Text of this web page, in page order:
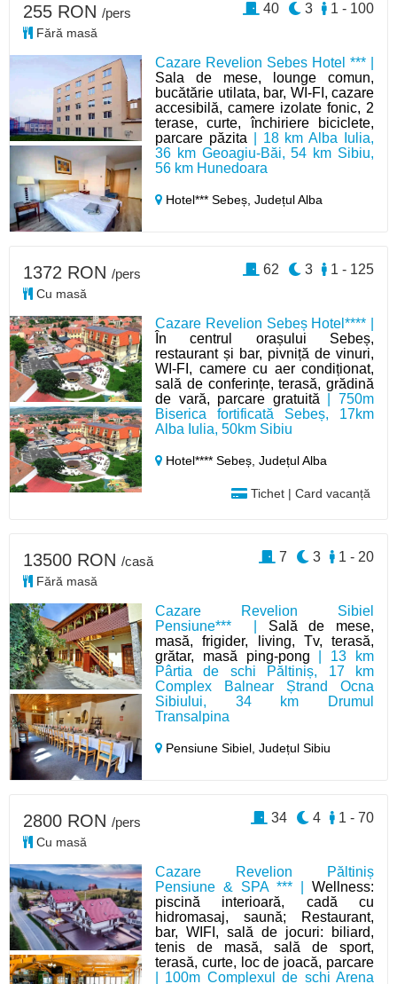
Cazare Revelion Sebes Hotel *** |
Sala de mese, lounge comun,
bucătărie utilata, bar, WI-FI, cazare
accesibilă, camere izolate fonic, 2
terase, curte, închiriere biciclete,
parcare păzita | 18 km Alba Iulia,
36 km Geoagiu-Băi, 54 km Sibiu,
56 km Hunedoara
Hotel*** Sebeș,Județul Alba
255 RON /pers
Fără masă
1 - 100
3
40
Cazare Revelion Sebeș Hotel**** |
În centrul orașului Sebeș,
restaurant și bar, pivniță de vinuri,
WI-FI, camere cu aer condiționat,
sală de conferințe, terasă, grădină
de vară, parcare gratuită | 750m
Biserica fortificată Sebeș, 17km
Alba Iulia, 50km Sibiu
Hotel**** Sebeș,Județul Alba
Tichet | Card vacanță
1372 RON /pers
Cu masă
1 - 125
3
62
Cazare Revelion Sibiel
Pensiune*** | Sală de mese,
masă, frigider, living, Tv, terasă,
grătar, masă ping-pong | 13 km
Pârtia de schi Păltiniș, 17 km
Complex Balnear Ștrand Ocna
Sibiului, 34 km Drumul
Transalpina
Pensiune Sibiel,Județul Sibiu
13500 RON /casă
Fără masă
1 - 20
3
7
Cazare Revelion Păltiniș
Pensiune & SPA *** | Wellness:
piscină interioară, cadă cu
hidromasaj, saună; Restaurant,
bar, WIFI, sală de jocuri: biliard,
tenis de masă, sală de sport,
terasă, curte, loc de joacă, parcare
| 100m Complexul de schi Arena
2800 RON /pers
Cu masă
1 - 70
4
34